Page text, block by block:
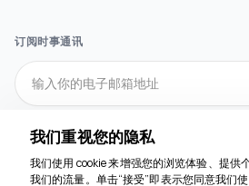
订阅时事通讯
社交媒体
我们重视您的隐私
我们使用 cookie 来增强您的浏览体验、提供
我们的流量。单击“接受”即表示您同意我们使